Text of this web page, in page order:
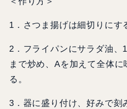
1．さつま揚げは細切りにす
2．フライパンにサラダ油、
まで炒め、Aを加えて全体
る。
3．器に盛り付け、好みで刻